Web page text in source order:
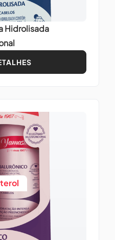
Hidrolisada